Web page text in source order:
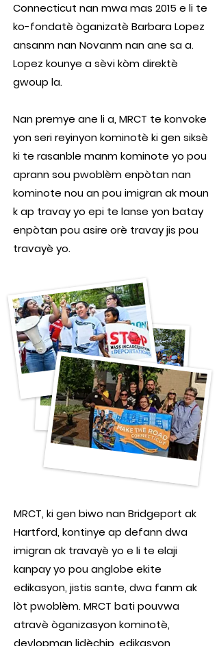
Connecticut nan mwa mas 2015 e li te
ko-fondatè òganizatè Barbara Lopez
ansanm nan Novanm nan ane sa a.
Lopez kounye a sèvi kòm direktè
gwoup la.
Nan premye ane li a, MRCT te konvoke
yon seri reyinyon kominotè ki gen siksè
ki te rasanble manm kominote yo pou
aprann sou pwoblèm enpòtan nan
kominote nou an pou imigran ak moun
k ap travay yo epi te lanse yon batay
enpòtan pou asire orè travay jis pou
travayè yo.
MRCT, ki gen biwo nan Bridgeport ak
Hartford, kontinye ap defann dwa
imigran ak travayè yo e li te elaji
kanpay yo pou anglobe ekite
edikasyon, jistis sante, dwa fanm ak
lòt pwoblèm. MRCT bati pouvwa
atravè òganizasyon kominotè,
devlopman lidèchip, edikasyon